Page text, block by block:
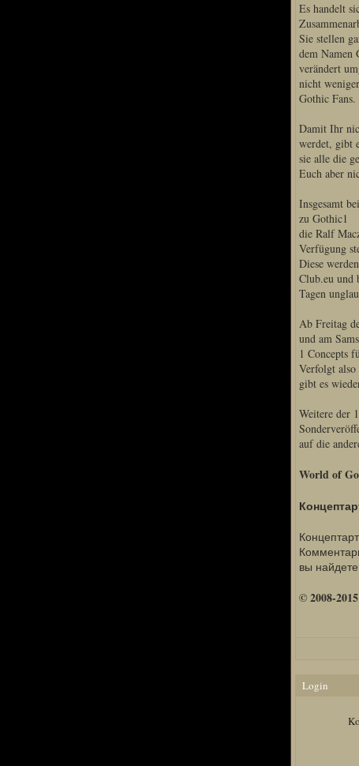
Es handelt
Sie stellen
dem Namen
verändert
nicht
Gothic Fans.
Damit Ihr
werdet, gibt
sie alle die
Euch aber
Insgesamt
zu Gothic1
die Ralf
Verfügung
Diese
Club.eu und
Tagen
Ab Freitag
und am
1 Concepts
Verfolgt also
gibt es
Weitere der
auf die
World of
вы
© 2008-
Login